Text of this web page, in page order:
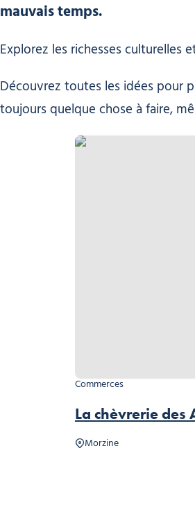
mauvais temps.
Explorez les richesses culturelles
Découvrez toutes les idées pour
toujours quelque chose à faire,
La chèvrerie des
Commerces
Morzine
La chèvrerie des Ardoisières,